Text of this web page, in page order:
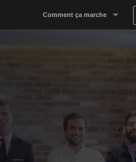
Comment ça marche
Tableau de Bord Propriétaire